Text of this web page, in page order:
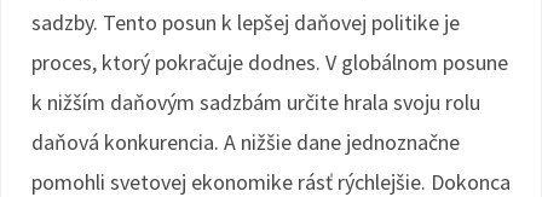
sadzby. Tento posun k lepšej daňovej politike je
proces, ktorý pokračuje dodnes. V globálnom posune
k nižším daňovým sadzbám určite hrala svoju rolu
daňová konkurencia. A nižšie dane jednoznačne
pomohli svetovej ekonomike rásť rýchlejšie. Dokonca